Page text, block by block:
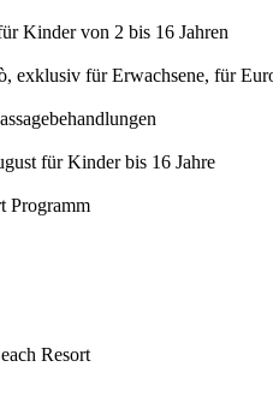
Kinder von 2 bis 16 Jahren
exklusiv für Erwachsene, für
für Kinder bis 16 Jahre
Programm
Resort